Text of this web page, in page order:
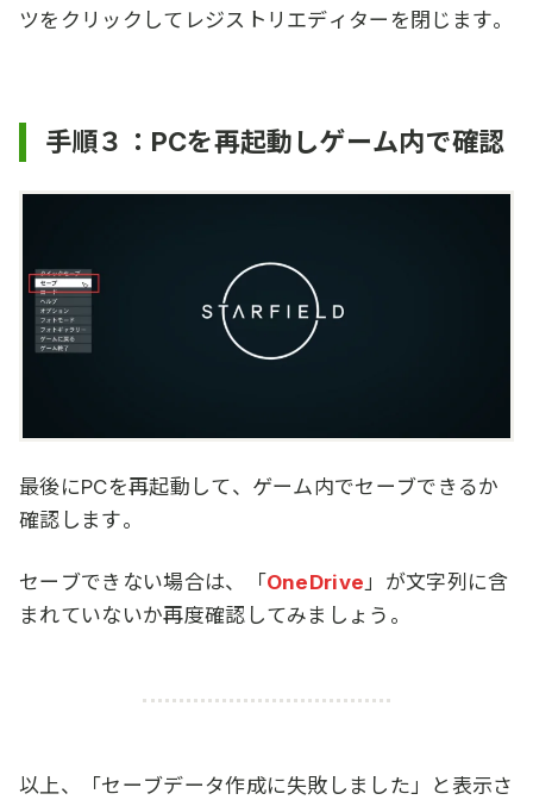
ツをクリックしてレジストリエディターを閉じます。
手順３：PCを再起動しゲーム内で確認
最後にPCを再起動して、ゲーム内でセーブできるか
確認します。
セーブできない場合は、「OneDrive」が文字列に含
まれていないか再度確認してみましょう。
以上、「セーブデータ作成に失敗しました」と表示さ